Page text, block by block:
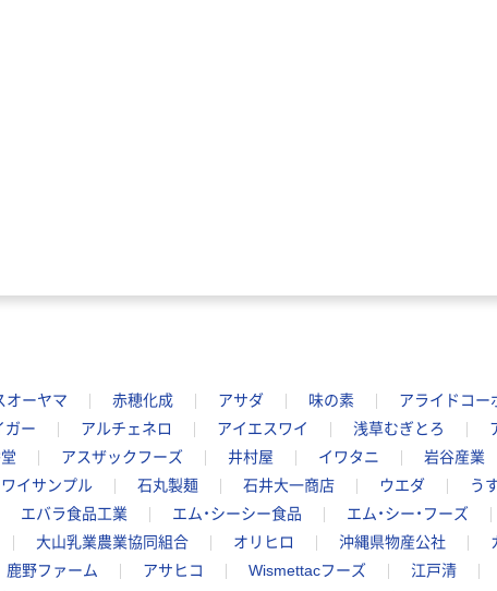
オーヤマ 赤穂化成 アサダ 味の素 アライドコー
ガー アルチェネロ アイエスワイ 浅草むぎとろ
アスザックフーズ 井村屋 イワタニ 岩谷産業
イサンプル 石丸製麺 石井大一商店 ウエダ う
エバラ食品工業 エム・シーシー食品 エム・シー・フーズ
大山乳業農業協同組合 オリヒロ 沖縄県物産公社
鹿野ファーム アサヒコ Wismettacフーズ 江戸清